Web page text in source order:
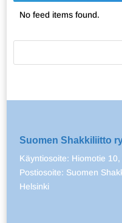
No feed items found.
Suomen Shakkiliitto
Käyntiosoite: Hiomotie
Postiosoite: Suomen
Helsinki